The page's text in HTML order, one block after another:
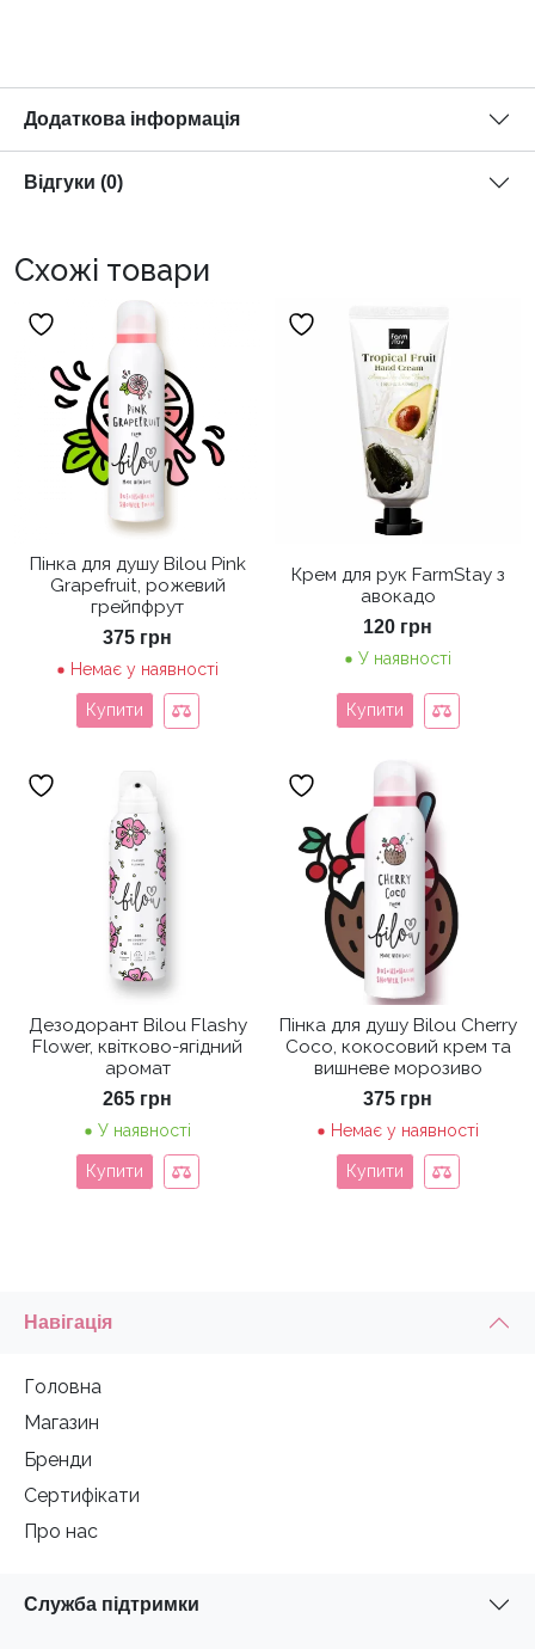
Додаткова інформація
Відгуки (0)
Схожі товари
Пінка для душу Bilou Pink
Grapefruit, рожевий
грейпфрут
375 грн
Немає у наявності
Купити
Крем для рук FarmStay з
авокадо
120 грн
У наявності
Купити
Дезодорант Bilou Flashy
Flower, квітково-ягідний
аромат
265 грн
У наявності
Купити
Пінка для душу Bilou Cherry
Coco, кокосовий крем та
вишневе морозиво
375 грн
Немає у наявності
Купити
Навігація
Головна
Магазин
Бренди
Сертифікати
Про нас
Служба підтримки